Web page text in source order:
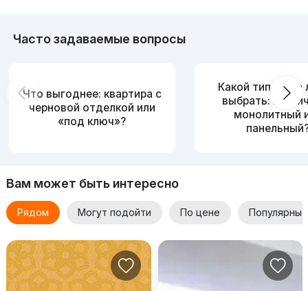
Часто задаваемые вопросы
Что выгоднее: квартира с
черновой отделкой или
«под ключ»?
Какой тип дома
выбрать:
монолитный
Вам может быть интересно
Рядом Могут подойти По цене Популярные